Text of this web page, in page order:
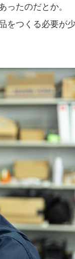
ったのだとか。
をつくる必要が